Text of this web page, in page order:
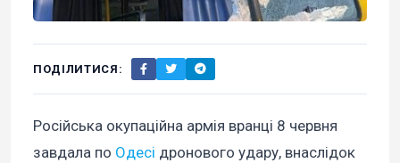
ПОДІЛИТИСЯ:
Російська окупаційна армія вранці 8 червня
завдала по Одесі дронового удару, внаслідок